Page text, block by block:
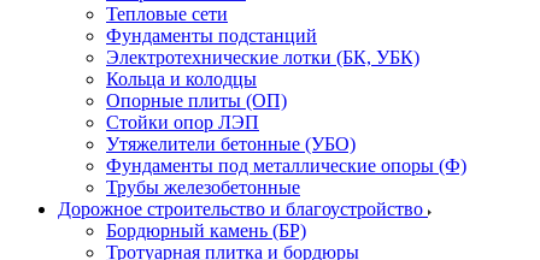
Тепловые сети
Фундаменты подстанций
Электротехнические лотки (БК, УБК)
Кольца и колодцы
Опорные плиты (ОП)
Стойки опор ЛЭП
Утяжелители бетонные (УБО)
Фундаменты под металлические опоры (Ф)
Трубы железобетонные
Дорожное строительство и благоустройство
Бордюрный камень (БР)
Тротуарная плитка и бордюры